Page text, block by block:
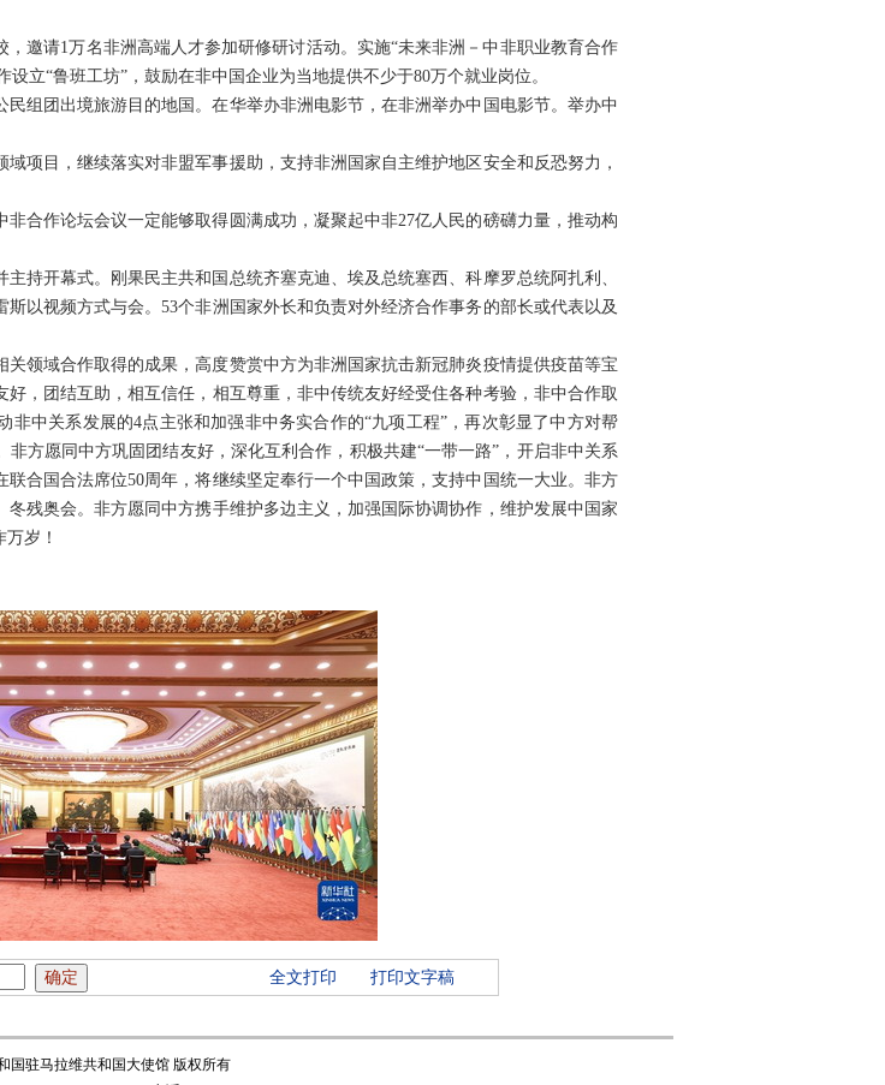
邀请1万名非洲高端人才参加研修研讨活动。实施“未来非洲－中非职业教育合作
立“鲁班工坊”，鼓励在非中国企业为当地提供不少于80万个就业岗位。
组团出境旅游目的地国。在华举办非洲电影节，在非洲举办中国电影节。举办中
项目，继续落实对非盟军事援助，支持非洲国家自主维护地区安全和反恐努力，
合作论坛会议一定能够取得圆满成功，凝聚起中非27亿人民的磅礴力量，推动构
持开幕式。刚果民主共和国总统齐塞克迪、埃及总统塞西、科摩罗总统阿扎利、
以视频方式与会。53个非洲国家外长和负责对外经济合作事务的部长或代表以及
领域合作取得的成果，高度赞赏中方为非洲国家抗击新冠肺炎疫情提供疫苗等宝
，团结互助，相互信任，相互尊重，非中传统友好经受住各种考验，非中合作取
中关系发展的4点主张和加强非中务实合作的“九项工程”，再次彰显了中方对帮
方愿同中方巩固团结友好，深化互利合作，积极共建“一带一路”，开启非中关系
合国合法席位50周年，将继续坚定奉行一个中国政策，支持中国统一大业。非方
残奥会。非方愿同中方携手维护多边主义，加强国际协调协作，维护发展中国家
岁！
全文打印 打印文字稿
国驻马拉维共和国大使馆 版权所有